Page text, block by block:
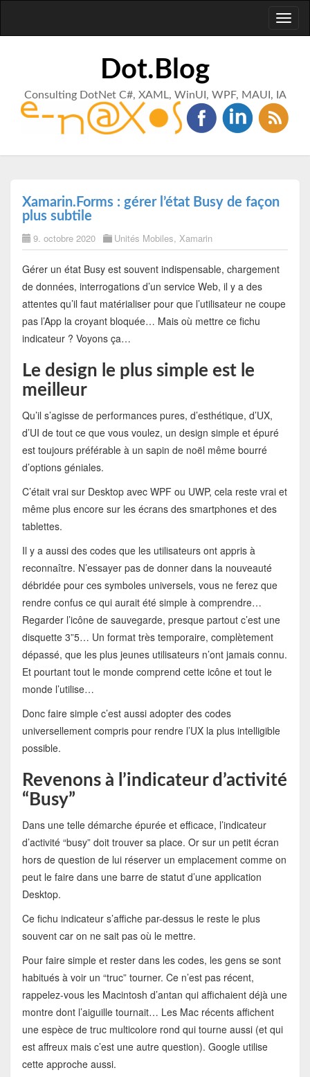
Dot.Blog
Consulting DotNet C#, XAML, WinUI, WPF, MAUI, IA
Xamarin.Forms : gérer l’état Busy de façon
plus subtile
9. octobre 2020 Unités Mobiles, Xamarin
Gérer un état Busy est souvent indispensable, chargement
de données, interrogations d’un service Web, il y a des
attentes qu’il faut matérialiser pour que l’utilisateur ne coupe
pas l’App la croyant bloquée… Mais où mettre ce fichu
indicateur ? Voyons ça…
Le design le plus simple est le
meilleur
Qu’il s’agisse de performances pures, d’esthétique, d’UX,
d’UI de tout ce que vous voulez, un design simple et épuré
est toujours préférable à un sapin de noël même bourré
d’options géniales.
C’était vrai sur Desktop avec WPF ou UWP, cela reste vrai et
même plus encore sur les écrans des smartphones et des
tablettes.
Il y a aussi des codes que les utilisateurs ont appris à
reconnaître. N’essayer pas de donner dans la nouveauté
débridée pour ces symboles universels, vous ne ferez que
rendre confus ce qui aurait été simple à comprendre…
Regarder l’icône de sauvegarde, presque partout c’est une
disquette 3”5… Un format très temporaire, complètement
dépassé, que les plus jeunes utilisateurs n’ont jamais connu.
Et pourtant tout le monde comprend cette icône et tout le
monde l’utilise…
Donc faire simple c’est aussi adopter des codes
universellement compris pour rendre l’UX la plus intelligible
possible.
Revenons à l’indicateur d’activité
“Busy”
Dans une telle démarche épurée et efficace, l’indicateur
d’activité “busy” doit trouver sa place. Or sur un petit écran
hors de question de lui réserver un emplacement comme on
peut le faire dans une barre de statut d’une application
Desktop.
Ce fichu indicateur s’affiche par-dessus le reste le plus
souvent car on ne sait pas où le mettre.
Pour faire simple et rester dans les codes, les gens se sont
habitués à voir un “truc” tourner. Ce n’est pas récent,
rappelez-vous les Macintosh d’antan qui affichaient déjà une
montre dont l’aiguille tournait… Les Mac récents affichent
une espèce de truc multicolore rond qui tourne aussi (et qui
est affreux mais c’est une autre question). Google utilise
cette approche aussi.